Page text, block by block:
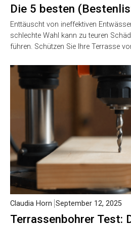
Die 5 besten
Enttäuscht von ineffektiven
schlechte Wahl kann zu teuren
führen. Schützen Sie Ihre Terrasse
Terrassenbohrer Test:
Claudia Horn September 12, 2025